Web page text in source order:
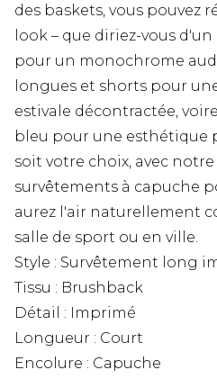
des baskets, vous pouvez
look – que diriez-vous
pour un monochrome
longues et shorts pour
estivale décontractée,
bleu pour une esthétique
soit votre choix, avec
survêtements à capuche
aurez l'air naturellement
salle de sport ou en ville.
Style : Survêtement long
Tissu : Brushback
Détail : Imprimé
Longueur : Court
Encolure : Capuche